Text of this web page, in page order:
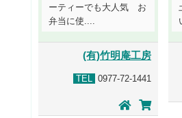
ーティーでも大人気 お
弁当に使....
(有)竹明庵工房
TEL 0977-72-1441